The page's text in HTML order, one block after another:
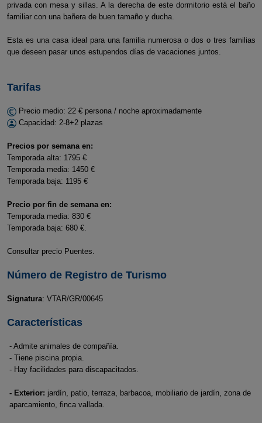
privada con mesa y sillas. A la derecha de este dormitorio está el baño
familiar con una bañera de buen tamaño y ducha.
Esta es una casa ideal para una familia numerosa o dos o tres familias
que deseen pasar unos estupendos dí­as de vacaciones juntos.
Tarifas
Precio medio: 22 € persona / noche aproximadamente
Capacidad: 2-8+2 plazas
Precios por semana en:
Temporada alta: 1795 €
Temporada media: 1450 €
Temporada baja: 1195 €
Precio por fin de semana en:
Temporada media: 830 €
Temporada baja: 680 €.
Consultar precio Puentes.
Número de Registro de Turismo
Signatura: VTAR/GR/00645
Características
- Admite animales de compañía.
- Tiene piscina propia.
- Hay facilidades para discapacitados.
- Exterior: jardín, patio, terraza, barbacoa, mobiliario de jardín, zona de
aparcamiento, finca vallada.